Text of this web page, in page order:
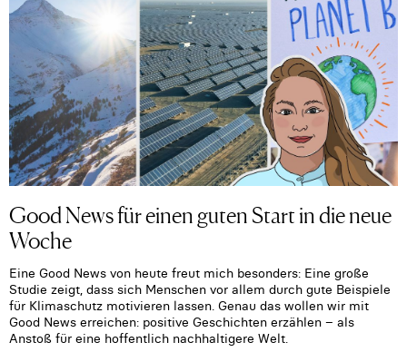
Good News für einen guten Start in die neue
Woche
Eine Good News von heute freut mich besonders: Eine große
Studie zeigt, dass sich Menschen vor allem durch gute Beispiele
für Klimaschutz motivieren lassen. Genau das wollen wir mit
Good News erreichen: positive Geschichten erzählen – als
Anstoß für eine hoffentlich nachhaltigere Welt.